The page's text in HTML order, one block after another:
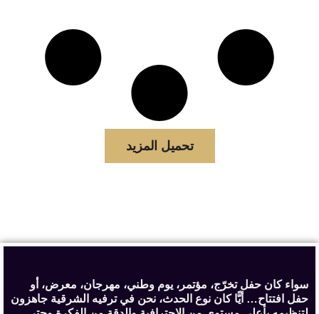
تحميل المزيد
سواء كان حفل تخرّج، مؤتمر، يوم وطني، مهرجان، معرض، أو
حفل افتتاح… أيًّا كان نوع الحدث، نحن في ترفيه الشرقية جاهزون